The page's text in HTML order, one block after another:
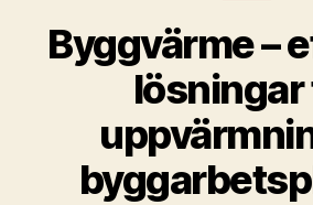
Byggvärme –
lösningar